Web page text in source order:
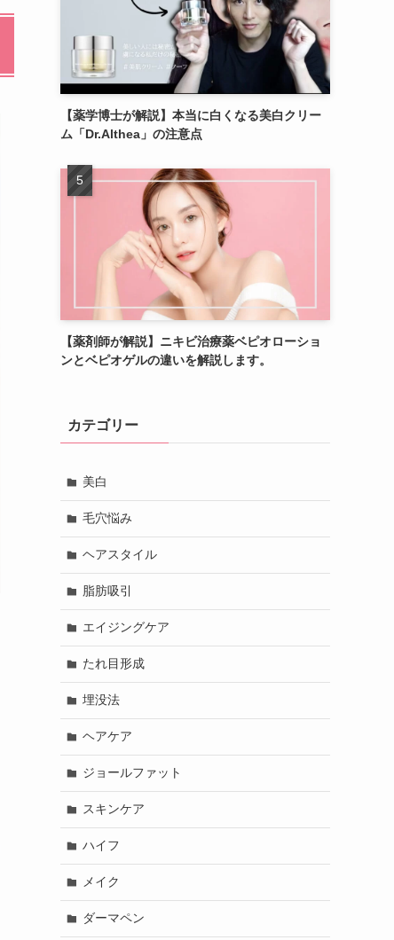
【薬学博士が解説】本当に白くなる美白クリー
ム「Dr.Althea」の注意点
【薬剤師が解説】ニキビ治療薬ベピオローショ
ンとベピオゲルの違いを解説します。
カテゴリー
美白
毛穴悩み
ヘアスタイル
脂肪吸引
エイジングケア
たれ目形成
埋没法
ヘアケア
ジョールファット
スキンケア
ハイフ
メイク
ダーマペン